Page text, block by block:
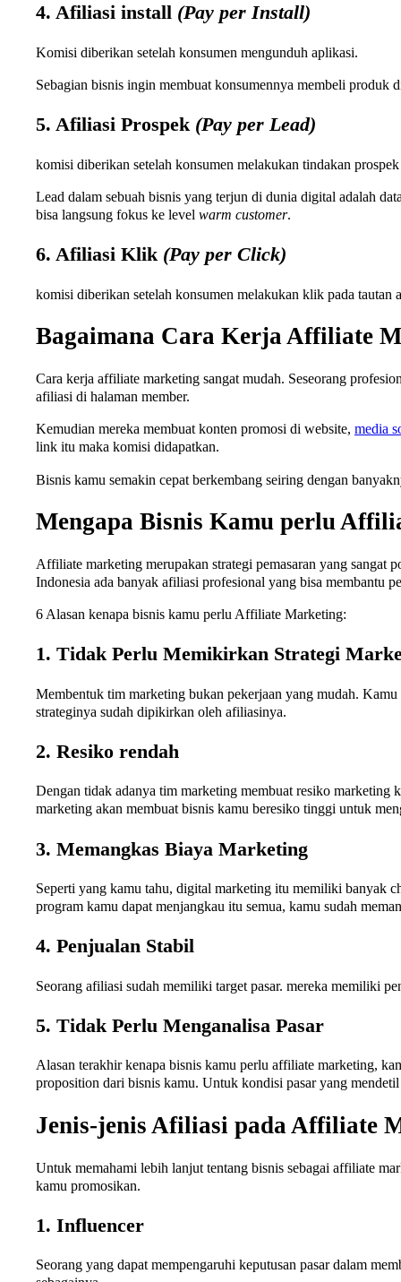
4. Afiliasi install (Pay per Install)
Komisi diberikan setelah konsumen mengunduh aplikasi.
Sebagian bisnis ingin membuat konsumennya membeli
5. Afiliasi Prospek (Pay per Lead)
komisi diberikan setelah konsumen melakukan tindakan
Lead dalam sebuah bisnis yang terjun di dunia digital adalah
bisa langsung fokus ke level warm customer.
6. Afiliasi Klik (Pay per Click)
komisi diberikan setelah konsumen melakukan klik pada
Bagaimana Cara Kerja Affiliate
Cara kerja affiliate marketing sangat mudah. Seseorang
afiliasi di halaman member.
Kemudian mereka membuat konten promosi di website, media
link itu maka komisi didapatkan.
Bisnis kamu semakin cepat berkembang seiring dengan
Mengapa Bisnis Kamu perlu
Affiliate marketing merupakan strategi pemasaran yang sangat
Indonesia ada banyak afiliasi profesional yang bisa membantu
6 Alasan kenapa bisnis kamu perlu Affiliate Marketing:
1. Tidak Perlu Memikirkan Strategi
Membentuk tim marketing bukan pekerjaan yang mudah.
strateginya sudah dipikirkan oleh afiliasinya.
2. Resiko rendah
Dengan tidak adanya tim marketing membuat resiko
marketing akan membuat bisnis kamu beresiko tinggi untuk
3. Memangkas Biaya Marketing
Seperti yang kamu tahu, digital marketing itu memiliki banyak
program kamu dapat menjangkau itu semua, kamu sudah
4. Penjualan Stabil
Seorang afiliasi sudah memiliki target pasar. mereka memiliki
5. Tidak Perlu Menganalisa Pasar
Alasan terakhir kenapa bisnis kamu perlu affiliate marketing,
proposition dari bisnis kamu. Untuk kondisi pasar yang
Jenis-jenis Afiliasi pada Affiliate
Untuk memahami lebih lanjut tentang bisnis sebagai affiliate
kamu promosikan.
1. Influencer
Seorang yang dapat mempengaruhi keputusan pasar dalam